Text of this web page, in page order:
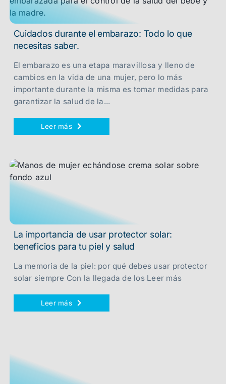
Cuidados durante el embarazo: Todo lo que
necesitas saber.
El embarazo es una etapa maravillosa y lleno de
cambios en la vida de una mujer, pero lo más
importante durante la misma es tomar medidas para
garantizar la salud de la...
Leer más
La importancia de usar protector solar:
beneficios para tu piel y salud
La memoria de la piel: por qué debes usar protector
solar siempre Con la llegada de los Leer más
Leer más